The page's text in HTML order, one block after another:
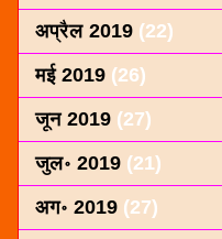
अप्रैल 2019 (22)
मई 2019 (26)
जून 2019 (27)
जुल॰ 2019 (21)
अग॰ 2019 (27)